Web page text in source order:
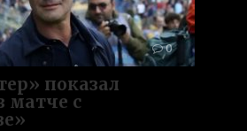
0
показал
матче с